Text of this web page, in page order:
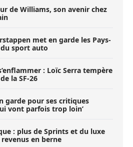
de Williams, son avenir chez
met en garde les Pays-
sport auto
: Loïc Serra tempère
la SF-26
garde pour ses critiques
vont parfois trop loin’
: plus de Sprints et du luxe
en berne